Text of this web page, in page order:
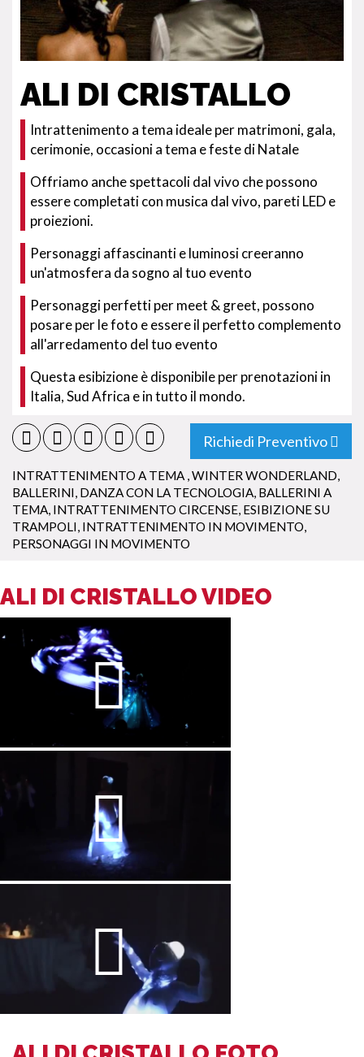
ALI DI CRISTALLO
Intrattenimento a tema ideale per matrimoni, gala,
cerimonie, occasioni a tema e feste di Natale
Offriamo anche spettacoli dal vivo che possono
essere completati con musica dal vivo, pareti LED e
proiezioni.
Personaggi affascinanti e luminosi creeranno
un'atmosfera da sogno al tuo evento
Personaggi perfetti per meet & greet, possono
posare per le foto e essere il perfetto complemento
all'arredamento del tuo evento
Questa esibizione è disponibile per prenotazioni in
Italia, Sud Africa e in tutto il mondo.
Richiedi Preventivo
INTRATTENIMENTO A TEMA ,WINTER WONDERLAND,
BALLERINI, DANZA CON LA TECNOLOGIA, BALLERINI A
TEMA, INTRATTENIMENTO CIRCENSE, ESIBIZIONE SU
TRAMPOLI, INTRATTENIMENTO IN MOVIMENTO,
PERSONAGGI IN MOVIMENTO
ALI DI CRISTALLO VIDEO